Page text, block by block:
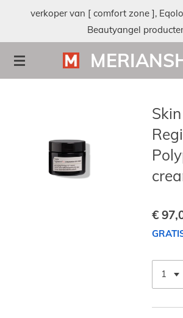
de
hoofdinhoud
verkoper van [ comfort zone ],
Beautyangel
Skin
€